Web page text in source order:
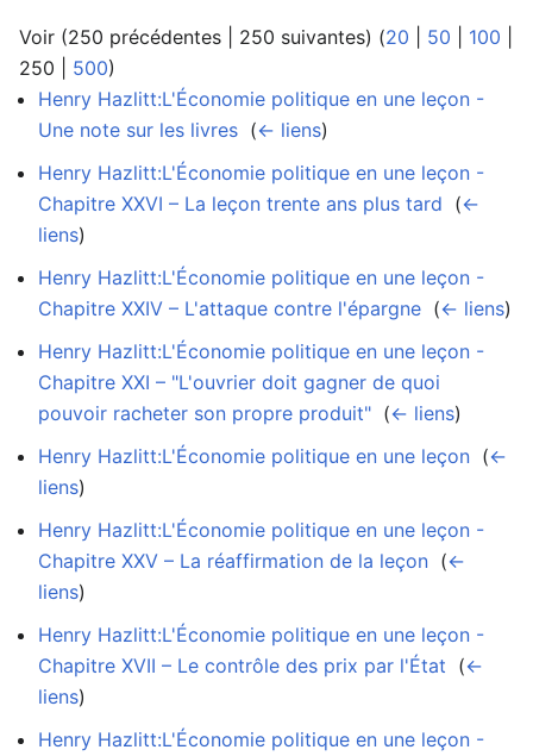
Voir (250 précédentes 250 suivantes) (20 50 100
250
500)
Henry Hazlitt:L'Économie politique en une leçon -
Une note sur les livres (← liens)
Henry Hazlitt:L'Économie politique en une leçon -
Chapitre XXVI – La leçon trente ans plus tard (←
liens)
Henry Hazlitt:L'Économie politique en une leçon -
Chapitre XXIV – L'attaque contre l'épargne (← liens)
Henry Hazlitt:L'Économie politique en une leçon -
Chapitre XXI – "L'ouvrier doit gagner de quoi
pouvoir racheter son propre produit" (← liens)
Henry Hazlitt:L'Économie politique en une leçon (←
liens)
Henry Hazlitt:L'Économie politique en une leçon -
Chapitre XXV – La réaffirmation de la leçon (←
liens)
Henry Hazlitt:L'Économie politique en une leçon -
Chapitre XVII – Le contrôle des prix par l'État (←
liens)
Henry Hazlitt:L'Économie politique en une leçon -